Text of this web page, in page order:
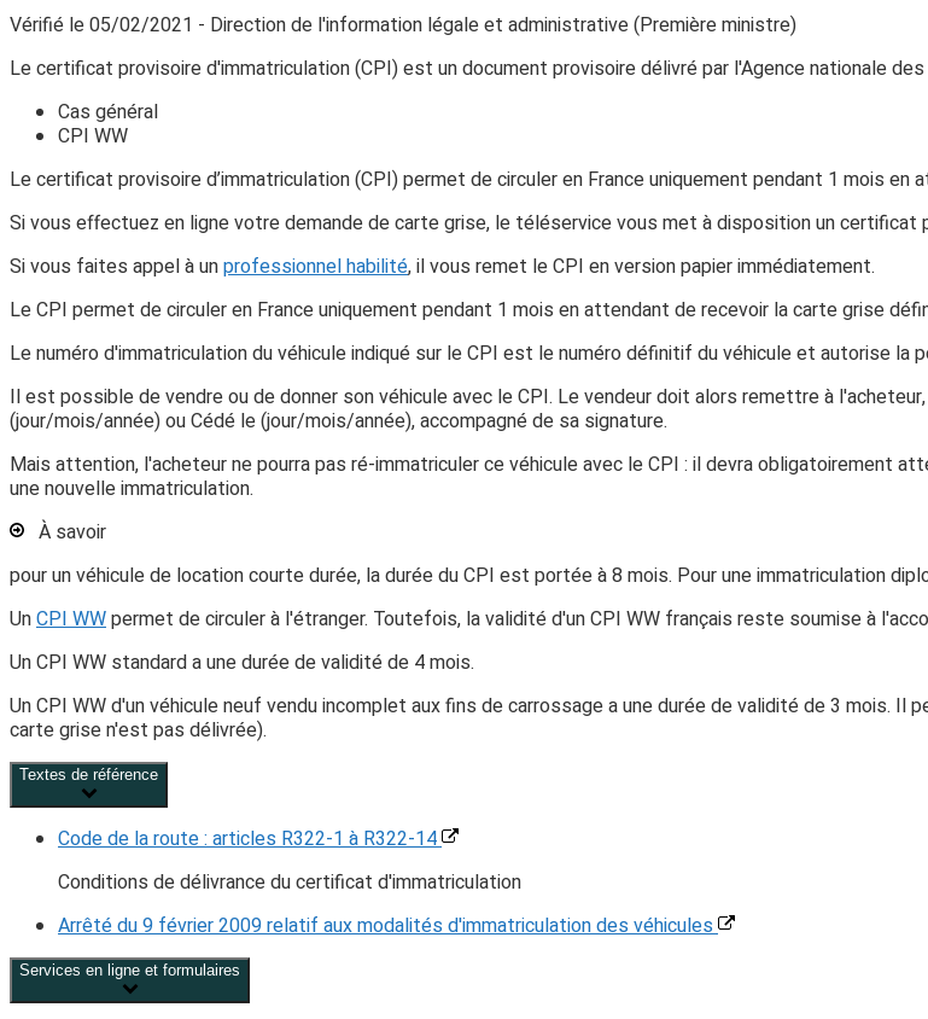
Vérifié le 05/02/2021 - Direction de l'information légale et administrative (Première ministre)
Le certificat provisoire d'immatriculation (CPI) est un document provisoire délivré par l'Agence nationale
Cas général
CPI WW
Le certificat provisoire d’immatriculation (CPI) permet de circuler en France uniquement pendant 1 mois en
Si vous effectuez en ligne votre demande de carte grise, le téléservice vous met à disposition un certificat
Si vous faites appel à unprofessionnel habilité, il vous remet le CPI en version papier immédiatement.
Le CPI permet de circuler en France uniquement pendant 1 mois en attendant de recevoir la carte grise
Le numéro d'immatriculation du véhicule indiqué sur le CPI est le numéro définitif du véhicule et autorise la
Il est possible de vendre ou de donner son véhicule avec le CPI. Le vendeur doit alors remettre à
(jour/mois/année)ouCédé le (jour/mois/année), accompagné de sa signature.
Mais attention, l'acheteur ne pourra pas ré-immatriculer ce véhicule avec le CPI : il devra obligatoirement
une nouvelle immatriculation.
À savoir
pour un véhicule de location courte durée, la durée du CPI est portée à 8 mois. Pour une immatriculation
UnCPI WWpermet de circuler à l'étranger. Toutefois, la validité d'un CPI WW français reste soumise à
UnCPI WW standarda une durée de validité de 4 mois.
UnCPI WW d'un véhicule neuf vendu incomplet aux fins de carrossagea une durée de validité de 3 mois. Il
carte grise n'est pas délivrée).
Textes de référence
Code de la route : articles R322-1 à R322-14
Conditions de délivrance du certificat d'immatriculation
Arrêté du 9 février 2009 relatif aux modalités d'immatriculation des véhicules
Services en ligne et formulaires